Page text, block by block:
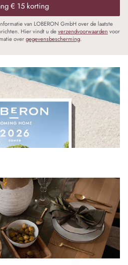
€ 15 korting
van LOBERON GmbH over de laatste
Hier vindt u deverzendvoorwaarden voor
overgegevensbescherming.